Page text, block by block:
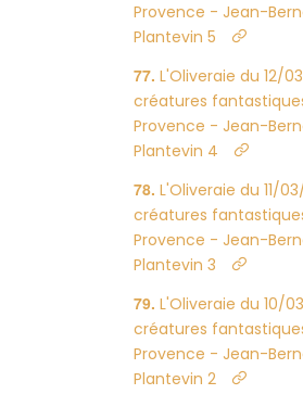
Provence - Jean-
Plantevin 5
L'Oliveraie du 12/
créatures
Provence - Jean-
Plantevin 4
L'Oliveraie du 11/
créatures
Provence - Jean-
Plantevin 3
L'Oliveraie du 10/
créatures
Provence - Jean-
Plantevin 2